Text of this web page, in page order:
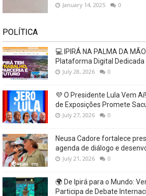
January 14, 2025 0
POLÍTICA
💻 IPIRÁ NA PALMA DA
Plataforma Digital Dedicada
July 28, 2026 0
💜 O Presidente Lula Vem
de Exposições Promete
July 27, 2026 0
Neusa Cadore fortalece
agenda de diálogo e
July 21, 2026 0
🌍 De Ipirá para o Mundo:
Participa de Debate